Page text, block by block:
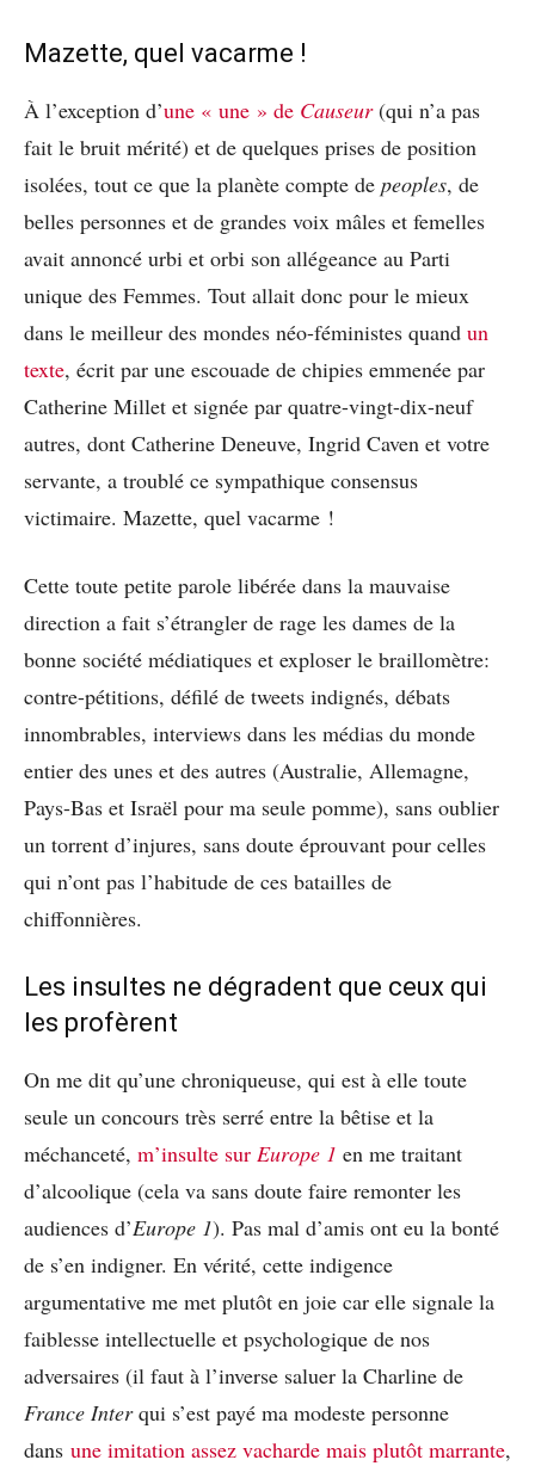
Mazette, quel vacarme !
À l’exception d’une « une » de Causeur(qui n’a pas
fait le bruit mérité) et de quelques prises de position
isolées, tout ce que la planète compte de peoples, de
belles personnes et de grandes voix mâles et femelles
avait annoncé urbi et orbi son allégeance au Parti
unique des Femmes. Tout allait donc pour le mieux
dans le meilleur des mondes néo-féministes quand un
texte, écrit par une escouade de chipies emmenée par
Catherine Millet et signée par quatre-vingt-dix-neuf
autres, dont Catherine Deneuve, Ingrid Caven et votre
servante, a troublé ce sympathique consensus
victimaire. Mazette, quel vacarme !
Cette toute petite parole libérée dans la mauvaise
direction a fait s’étrangler de rage les dames de la
bonne société médiatiques et exploser le braillomètre:
contre-pétitions, défilé de tweets indignés, débats
innombrables, interviews dans les médias du monde
entier des unes et des autres (Australie, Allemagne,
Pays-Bas et Israël pour ma seule pomme), sans oublier
un torrent d’injures, sans doute éprouvant pour celles
qui n’ont pas l’habitude de ces batailles de
chiffonnières.
Les insultes ne dégradent que ceux qui
les profèrent
On me dit qu’une chroniqueuse, qui est à elle toute
seule un concours très serré entre la bêtise et la
méchanceté, m’insulte sur Europe 1 en me traitant
d’alcoolique (cela va sans doute faire remonter les
audiences d’Europe 1). Pas mal d’amis ont eu la bonté
de s’en indigner. En vérité, cette indigence
argumentative me met plutôt en joie car elle signale la
faiblesse intellectuelle et psychologique de nos
adversaires (il faut à l’inverse saluer la Charline de
France Interqui s’est payé ma modeste personne
dans une imitation assez vacharde mais plutôt marrante,